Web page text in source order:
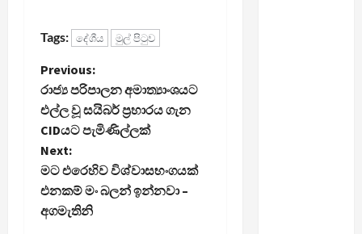
Tags: දේශීය මුල් පිටුව
P
o
s
t
n
Previous:
රාජ්‍ය පරිපාලන අමාත්‍යාංශයට
එල්ල වූ සයිබර් ප්‍රහාරය ගැන
CIDයට පැමිණිල්ලක්
Next:
මට එරෙහිව විශ්වාසභංගයක්
එනකම් මං බලන් ඉන්නවා –
අගමැතිනි